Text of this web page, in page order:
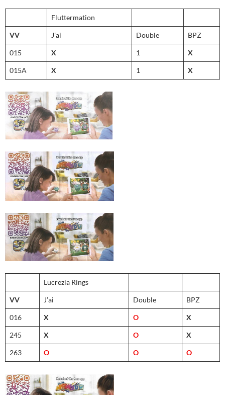
Fluttermation
VV J’ai Double BPZ
015 X 1 X
015A X 1 X
Lucrezia Rings
VV J’ai Double BPZ
016 X O X
245 X O X
263 O O O